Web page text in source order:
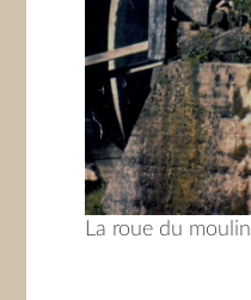
La roue du moulin